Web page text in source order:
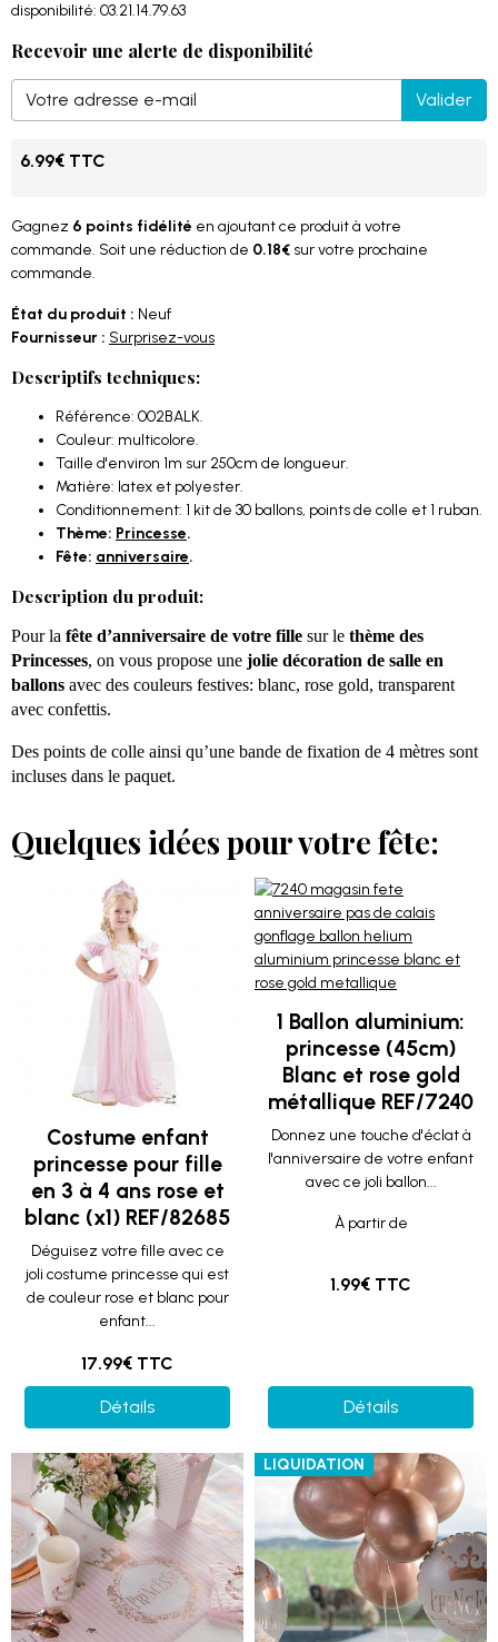
disponibilité: 03.21.14.79.63
Recevoir une alerte de disponibilité
Valider
6.99€ TTC
Gagnez 6 points fidélité en ajoutant ce produit à votre
commande. Soit une réduction de 0.18€ sur votre prochaine
commande.
État du produit : Neuf
Fournisseur : Surprisez-vous
Descriptifs techniques:
Référence: 002BALK.
Couleur: multicolore.
Taille d'environ 1m sur 250cm de longueur.
Matière: latex et polyester.
Conditionnement: 1 kit de 30 ballons, points de colle et 1 ruban.
Thème: Princesse.
Fête: anniversaire.
Description du produit:
Pour la fête d’anniversaire de votre fille sur le thème des
Princesses, on vous propose une jolie décoration de salle en
ballons avec des couleurs festives: blanc, rose gold, transparent
avec confettis.
Des points de colle ainsi qu’une bande de fixation de 4 mètres sont
incluses dans le paquet.
Quelques idées pour votre fête:
Costume enfant
princesse pour fille
en 3 à 4 ans rose et
blanc (x1) REF/82685
Déguisez votre fille avec ce
joli costume princesse qui est
de couleur rose et blanc pour
enfant...
17.99€ TTC
Détails
1 Ballon aluminium:
princesse (45cm)
Blanc et rose gold
métallique REF/7240
Donnez une touche d'éclat à
l'anniversaire de votre enfant
avec ce joli ballon...
À partir de
1.99€ TTC
Détails
LIQUIDATION